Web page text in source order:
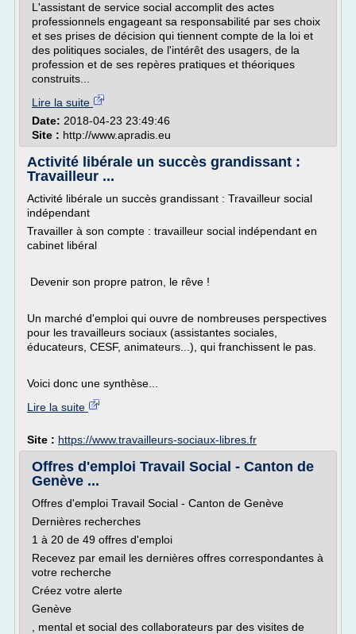
L'assistant de service social accomplit des actes
professionnels engageant sa responsabilité par ses choix
et ses prises de décision qui tiennent compte de la loi et
des politiques sociales, de l'intérêt des usagers, de la
profession et de ses repères pratiques et théoriques
construits...
Lire la suite
Date: 2018-04-23 23:49:46
Site : http://www.apradis.eu
Activité libérale un succès grandissant :
Travailleur ...
Activité libérale un succès grandissant : Travailleur social
indépendant
Travailler à son compte : travailleur social indépendant en
cabinet libéral
Devenir son propre patron, le rêve !
Un marché d'emploi qui ouvre de nombreuses perspectives
pour les travailleurs sociaux (assistantes sociales,
éducateurs, CESF, animateurs...), qui franchissent le pas.
Voici donc une synthèse...
Lire la suite
Site : https://www.travailleurs-sociaux-libres.fr
Offres d'emploi Travail Social - Canton de
Genève ...
Offres d'emploi Travail Social - Canton de Genève
Dernières recherches
1 à 20 de 49 offres d'emploi
Recevez par email les dernières offres correspondantes à
votre recherche
Créez votre alerte
Genève
, mental et social des collaborateurs par des visites de